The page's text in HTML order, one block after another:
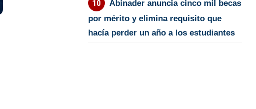
Abinader anuncia cinco mil becas
por mérito y elimina requisito que
hacía perder un año a los estudiantes